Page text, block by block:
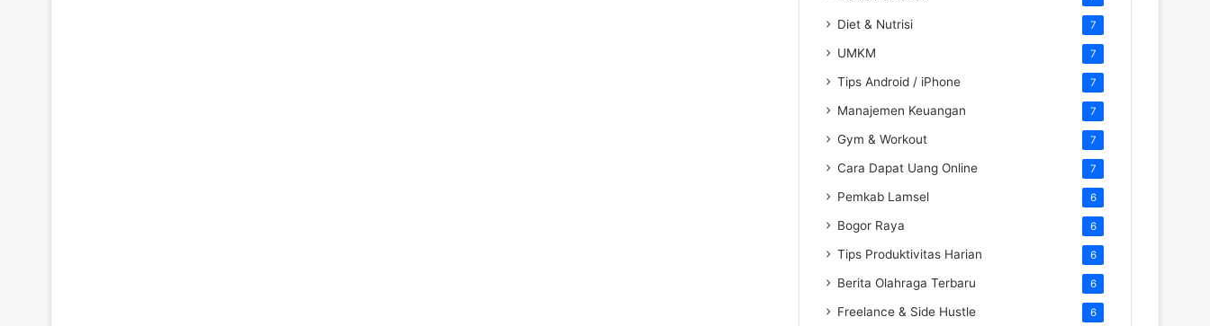
Diet & Nutrisi 7
UMKM 7
Tips Android / iPhone 7
Manajemen Keuangan 7
Gym & Workout 7
Cara Dapat Uang Online 7
Pemkab Lamsel 6
Bogor Raya 6
Tips Produktivitas Harian 6
Berita Olahraga Terbaru 6
Freelance & Side Hustle 6